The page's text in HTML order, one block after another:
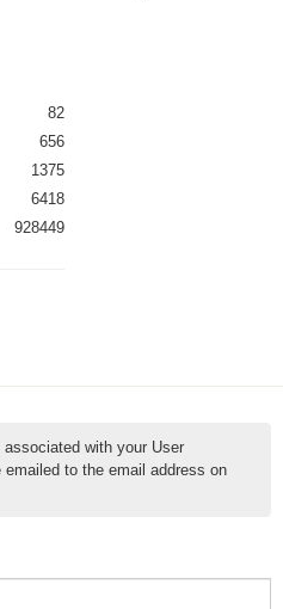
82
656
1375
6418
928449
with your User
to the email address on